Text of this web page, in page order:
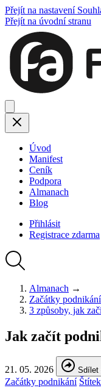
Přejít na nastavení
Přejít na úvodní stranu
Úvod
Manifest
Ceník
Podpora
Almanach
Blog
Přihlásit
Registrace zdarma
Almanach →
Začátky podnikání
3 způsoby, jak
Jak začít
21. 05. 2026 Sdílet
Začátky podnikání